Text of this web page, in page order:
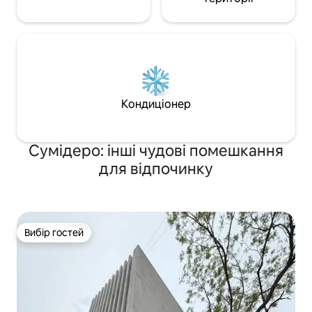
Кондиціонер
Сумідеро: інші чудові помешкання
для відпочинку
Вибір гостей
Вибір гостей